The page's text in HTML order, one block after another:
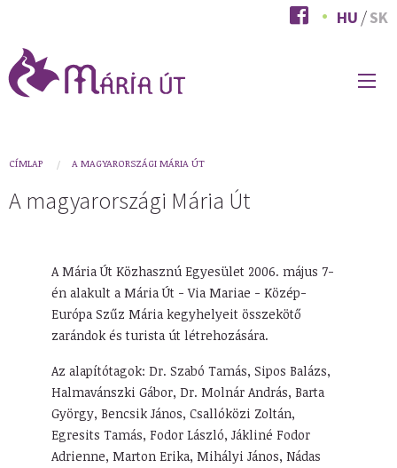
tartalomra
HU SK
You
are
CÍMLAP A MAGYARORSZÁGI MÁRIA ÚT
A magyarországi Mária Út
A Mária Út Közhasznú Egyesület 2006. május 7-
én alakult a Mária Út - Via Mariae - Közép-
Európa Szűz Mária kegyhelyeit összekötő
zarándok és turista út létrehozására.
Az alapítótagok: Dr. Szabó Tamás, Sipos Balázs,
Halmavánszki Gábor, Dr. Molnár András, Barta
György, Bencsik János, Csallóközi Zoltán,
Egresits Tamás, Fodor László, Jákliné Fodor
Adrienne, Marton Erika, Mihályi János, Nádas